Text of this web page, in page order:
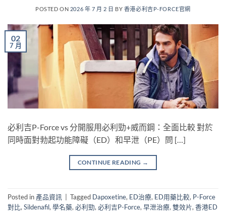
POSTED ON 2026 年 7 月 2 日 BY 香港必利吉P-FORCE官網
02
7 月
必利吉P-Force vs 分開服用必利勁+威而鋼：全面比較 對於
同時面對勃起功能障礙（ED）和早泄（PE）問 […]
CONTINUE READING →
Posted in 產品資訊 Tagged Dapoxetine, ED治療, ED用藥比較, P-Force
對比,Sildenafil,學名藥,必利勁,必利吉P-Force,早泄治療,雙效片,香港ED